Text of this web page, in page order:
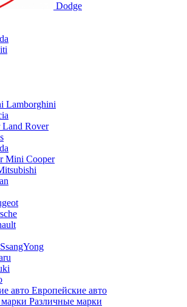
Dodge
Lamborghini
Land Rover
Mini Cooper
SsangYong
Европейские авто
Различные марки